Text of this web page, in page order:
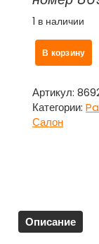
1 в наличии
Количество
товара
потолочная
для
Фольксваген
B7
В корзину
Артикул:
Категории:
Салон
Описание